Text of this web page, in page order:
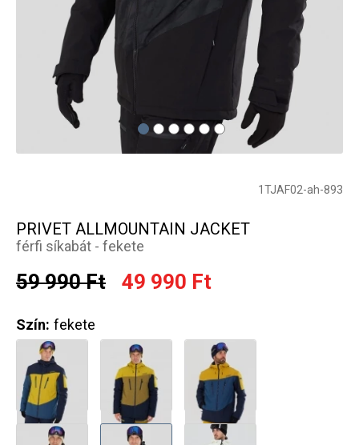
1TJAF02-ah-893
PRIVET ALLMOUNTAIN JACKET
férfi síkabát - fekete
59 990 Ft 49 990 Ft
Szín: fekete